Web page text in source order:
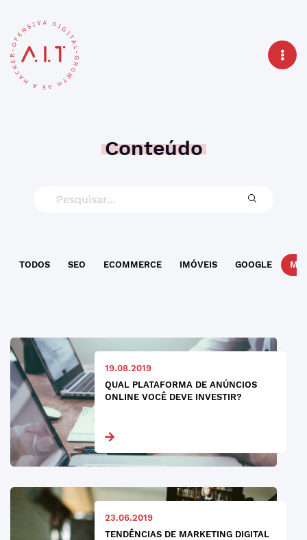
Conteúdo
TODOS SEO ECOMMERCE IMÓVEIS GOOGLE
19.08.2019
QUAL PLATAFORMA DE ANÚNCIOS
ONLINE VOCÊ DEVE INVESTIR?
23.06.2019
TENDÊNCIAS DE MARKETING DIGITAL